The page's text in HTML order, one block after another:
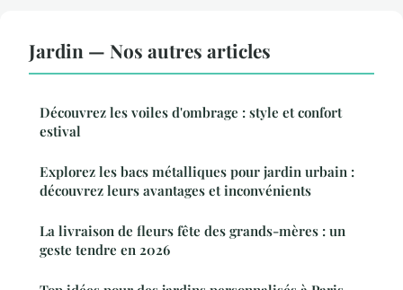
Jardin — Nos autres articles
Découvrez les voiles d'ombrage : style et confort
estival
Explorez les bacs métalliques pour jardin urbain :
découvrez leurs avantages et inconvénients
La livraison de fleurs fête des grands-mères : un
geste tendre en 2026